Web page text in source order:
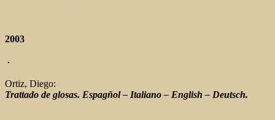
2003
Ortiz, Diego:
Trattado de glosas. Espagñol – Italiano – English – Deutsch.